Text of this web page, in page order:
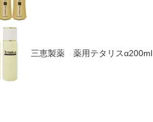
三恵製薬 薬用テタリスα200ml